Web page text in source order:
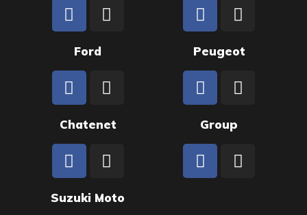
Ford Peugeot
Chatenet Group
Suzuki Moto